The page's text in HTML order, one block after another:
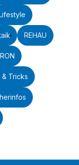
REHAU
Tricks